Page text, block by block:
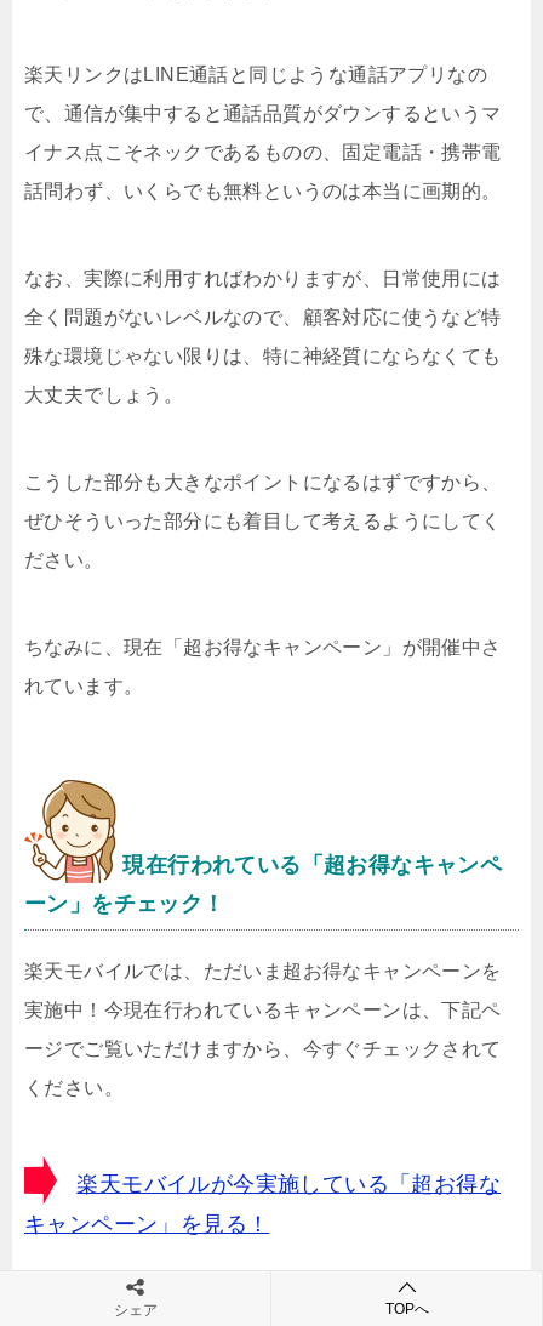
楽天リンクはLINE通話と同じような通話アプリなの
で、通信が集中すると通話品質がダウンするというマ
イナス点こそネックであるものの、固定電話・携帯電
話問わず、いくらでも無料というのは本当に画期的。
なお、実際に利用すればわかりますが、日常使用には
全く問題がないレベルなので、顧客対応に使うなど特
殊な環境じゃない限りは、特に神経質にならなくても
大丈夫でしょう。
こうした部分も大きなポイントになるはずですから、
ぜひそういった部分にも着目して考えるようにしてく
ださい。
ちなみに、現在「超お得なキャンペーン」が開催中さ
れています。
現在行われている「超お得なキャンペ
ーン」をチェック！
楽天モバイルでは、ただいま超お得なキャンペーンを
実施中！今現在行われているキャンペーンは、下記ペ
ージでご覧いただけますから、今すぐチェックされて
ください。
楽天モバイルが今実施している「超お得な
キャンペーン」を見る！
シェア TOPへ